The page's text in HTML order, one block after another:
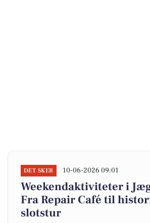
DET SKER 10-06-2026 09:01
Weekendaktiviteter i
Fra Repair Café til
slotstur